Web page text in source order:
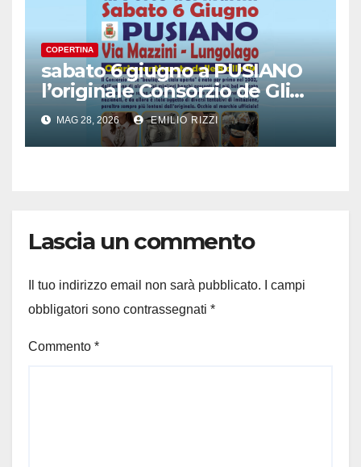
COPERTINA
sabato 6 giugno a PUSIANO
l’originale Consorzio de Gli
Ambulanti di Forte dei
Marmi®
MAG 28, 2026 EMILIO RIZZI
Lascia un commento
Il tuo indirizzo email non sarà pubblicato.
I campi
obbligatori sono contrassegnati *
Commento *